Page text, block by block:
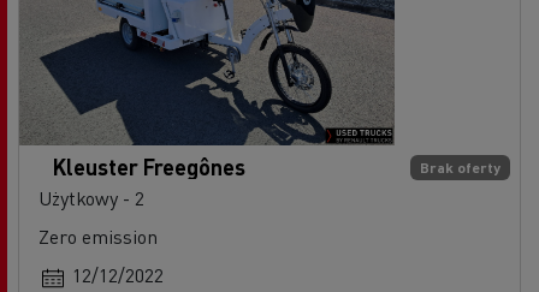
Brak oferty
Kleuster Freegônes
Użytkowy - 2
Zero emission
12/12/2022